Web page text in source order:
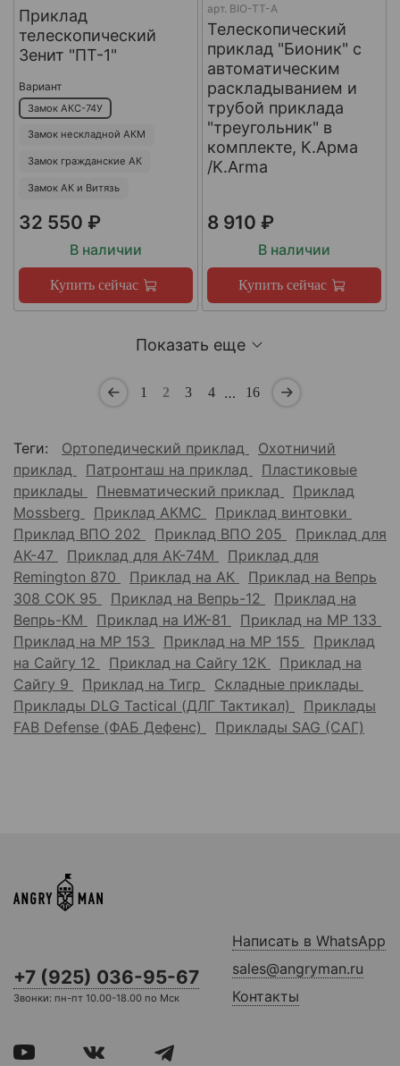
Приклад
телескопический
Зенит "ПТ-1"
Вариант
Замок АКС-74У
Замок нескладной АКМ
Замок гражданские АК
Замок АК и Витязь
32 550 ₽
В наличии
Купить сейчас
арт. BIO-TT-A
Телескопический
приклад "Бионик" с
автоматическим
раскладыванием и
трубой приклада
"треугольник" в
комплекте, К.Арма
/K.Arma
8 910 ₽
В наличии
Купить сейчас
Показать еще
1 2 3 4 … 16
Теги: Ортопедический приклад
Охотничий
приклад
Патронташ на приклад
Пластиковые
приклады
Пневматический приклад
Приклад
Mossberg
Приклад АКМС
Приклад винтовки
Приклад ВПО 202
Приклад ВПО 205
Приклад для
АК-47
Приклад для АК-74М
Приклад для
Remington 870
Приклад на АК
Приклад на Вепрь
308 СОК 95
Приклад на Вепрь-12
Приклад на
Вепрь-КМ
Приклад на ИЖ-81
Приклад на МР 133
Приклад на МР 153
Приклад на МР 155
Приклад
на Сайгу 12
Приклад на Сайгу 12К
Приклад на
Сайгу 9
Приклад на Тигр
Складные приклады
Приклады DLG Tactical (ДЛГ Тактикал)
Приклады
FAB Defense (ФАБ Дефенс)
Приклады SAG (САГ)
+7 (925) 036-95-67
Звонки: пн-пт 10.00-18.00 по Мск
Написать в WhatsApp
sales@angryman.ru
Контакты